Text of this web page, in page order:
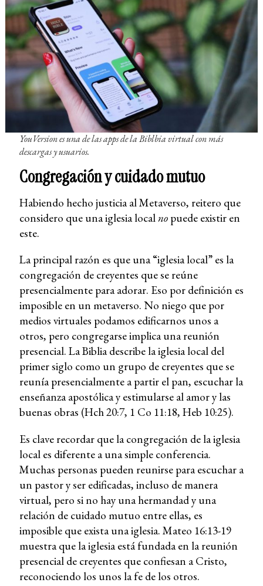
YouVersion es una de las apps de la Biblbia virtual con más
descargas y usuarios.
Congregación y cuidado mutuo
Habiendo hecho justicia al Metaverso, reitero que
considero que una iglesia localnopuede existir en
este.
La principal razón es que una “iglesia local” es la
congregación de creyentes que se reúne
presencialmente para adorar. Eso por definición es
imposible en un metaverso. No niego que por
medios virtuales podamos edificarnos unos a
otros, pero congregarse implica una reunión
presencial. La Biblia describe la iglesia local del
primer siglo como un grupo de creyentes que se
reunía presencialmente a partir el pan, escuchar la
enseñanza apostólica y estimularse al amor y las
buenas obras (Hch 20:7, 1 Co 11:18, Heb 10:25).
Es clave recordar que la congregación de la iglesia
local es diferente a una simple conferencia.
Muchas personas pueden reunirse para escuchar a
un pastor y ser edificadas, incluso de manera
virtual, pero si no hay una hermandad y una
relación de cuidado mutuo entre ellas, es
imposible que exista una iglesia. Mateo 16:13-19
muestra que la iglesia está fundada en la reunión
presencial de creyentes que confiesan a Cristo,
reconociendo los unos la fe de los otros.